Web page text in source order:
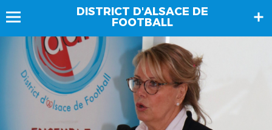
DISTRICT D'ALSACE DE
FOOTBALL